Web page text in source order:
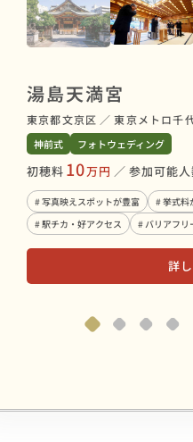
湯島天満宮
東京都文京区 ／ 東京メトロ千
神前式 フォトウェディング
初穂料 10万円 ／ 参加可能
# 写真映えスポットが豊富 # 挙式料
# 駅チカ・好アクセス
# バリアフリ
詳